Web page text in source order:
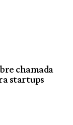
chamada
startups